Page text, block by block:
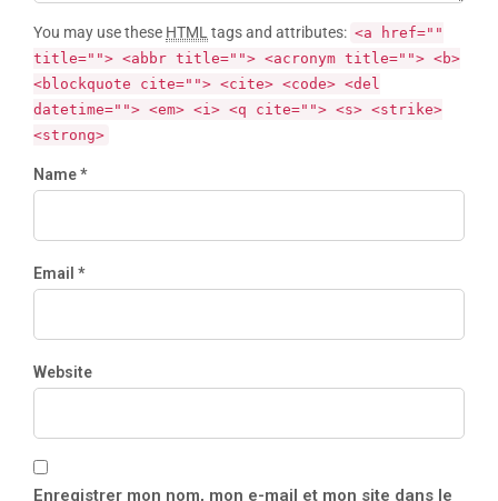
You may use these HTML tags and attributes: <a href=""
title=""> <abbr title=""> <acronym title=""> <b>
<blockquote cite=""> <cite> <code> <del
datetime=""> <em> <i> <q cite=""> <s> <strike>
<strong>
Name *
Email *
Website
Enregistrer mon nom, mon e-mail et mon site dans le